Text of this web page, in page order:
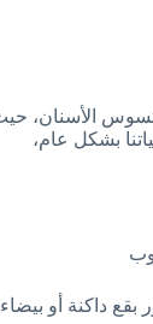
تسوس
بشكل عام،
داكنة أو